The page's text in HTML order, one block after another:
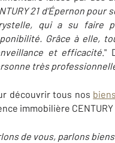
21 d’Épernon
qui a su faire
Grâce à elle,
et efficacité."
très
découvrir tous nos
immobilière
de vous, parlons